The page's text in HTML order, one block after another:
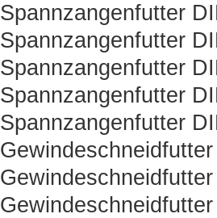
Spannzangenfutter
Spannzangenfutter
Spannzangenfutter
Spannzangenfutter
Spannzangenfutter